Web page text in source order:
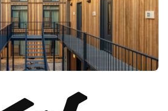
woningcorporaties en
worden in delen digitaal
materialen en met losmaakbare
voorpermanent wonen op